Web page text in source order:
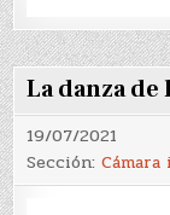
La danza
19/07/2021
Sección: